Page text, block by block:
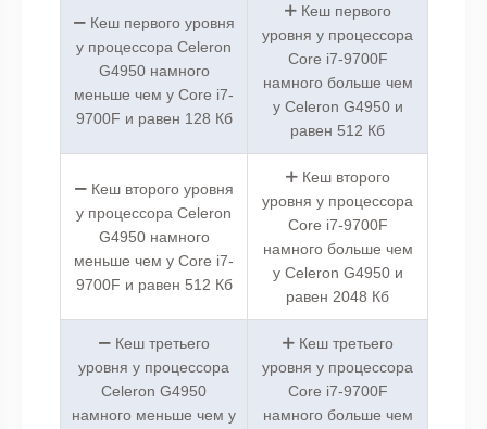
Кеш первого уровня
у процессора Celeron
G4950 намного
меньше чем у Core i7-
9700F и равен 128 Кб
Кеш первого
уровня у процессора
Core i7-9700F
намного больше чем
у Celeron G4950 и
равен 512 Кб
Кеш второго уровня
у процессора Celeron
G4950 намного
меньше чем у Core i7-
9700F и равен 512 Кб
Кеш второго
уровня у процессора
Core i7-9700F
намного больше чем
у Celeron G4950 и
равен 2048 Кб
Кеш третьего
уровня у процессора
Celeron G4950
намного меньше чем у
Кеш третьего
уровня у процессора
Core i7-9700F
намного больше чем